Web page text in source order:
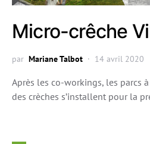
Micro-crêche
par Mariane Talbot 14 avril 2020
Après les co-workings, les parcs
des crèches s’installent pour la